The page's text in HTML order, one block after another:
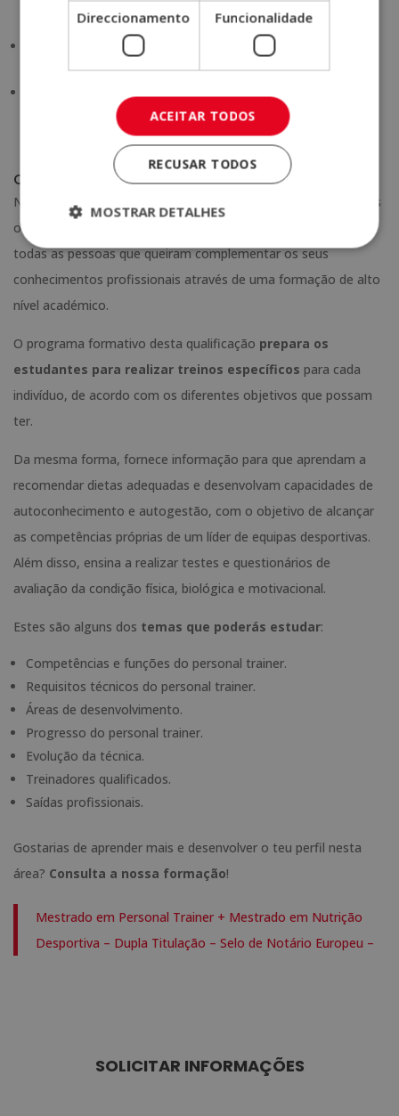
saudáveis.
Podes trabalhar por conta própria,
definir o valor das
sessõese estabelecer os limites do teu trabalho.
especializações em várias áreas eoferece oportunidades
de trabalho em ambientes muito diversificados
Onde desenvolver o perfil de personal trainer?
No Instituto Internacional de Ciências Desportivas oferecemos
o
todas as pessoas que queiram complementar os seus
conhecimentos profissionais através de uma formação de alto
nível académico.
O programa formativo desta qualificação prepara os
estudantes para realizar treinos específicos para cada
indivíduo, de acordo com os diferentes objetivos que possam
ter.
Da mesma forma, fornece informação para que aprendam a
recomendar dietas adequadas e desenvolvam capacidades de
autoconhecimento e autogestão, com o objetivo de alcançar
as competências próprias de um líder de equipas desportivas.
Além disso, ensina a realizar testes e questionários de
avaliação da condição física, biológica e motivacional.
Estes são alguns dos temas que poderás estudar:
Competências e funções do personal trainer.
Requisitos técnicos do personal trainer.
Áreas de desenvolvimento.
Progresso do personal trainer.
Evolução da técnica.
Treinadores qualificados.
Saídas profissionais.
Gostarias de aprender mais e desenvolver o teu perfil nesta
área? Consulta a nossa formação!
Mestrado em Personal Trainer + Mestrado em Nutrição
Desportiva – Dupla Titulação – Selo de Notário Europeu –
SOLICITAR INFORMAÇÕES
Direccionamento Funcionalidade
ACEITAR TODOS
RECUSAR TODOS
MOSTRAR DETALHES